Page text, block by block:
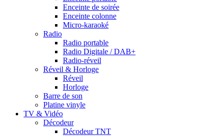
Enceinte de soirée
Enceinte colonne
Micro-karaoké
Radio
Radio portable
Radio Digitale / DAB+
Radio-réveil
Réveil & Horloge
Réveil
Horloge
Barre de son
Platine vinyle
TV & Vidéo
Décodeur
Décodeur TNT